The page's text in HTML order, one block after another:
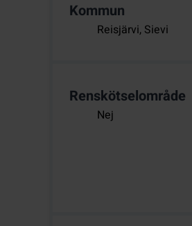
Kommun
Reisjärvi, Sievi
Renskötselområde
Nej